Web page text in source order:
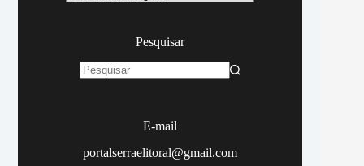
Pesquisar
E-mail
portalserraelitoral@gmail.com